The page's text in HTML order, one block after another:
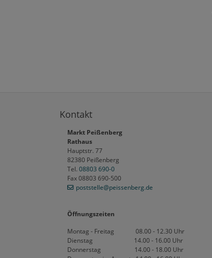
Kontakt
Markt Peißenberg
Rathaus
Hauptstr. 77
82380 Peißenberg
Tel. 08803 690-0
Fax 08803 690-500
poststelle@peissenberg.de
Öffnungszeiten
Montag - Freitag 08.00 - 12.30 Uhr
Dienstag 14.00 - 16.00 Uhr
Donnerstag 14.00 - 18.00 Uhr